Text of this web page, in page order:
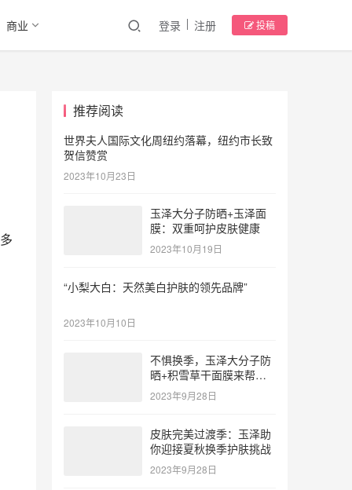
商业 登录 注册 投稿
推荐阅读
世界夫人国际文化周纽约落幕，纽约市长致
贺信赞赏
2023年10月23日
玉泽大分子防晒+玉泽面
膜：双重呵护皮肤健康
2023年10月19日
“小梨大白：天然美白护肤的领先品牌”
2023年10月10日
不惧换季，玉泽大分子防
晒+积雪草干面膜来帮
忙！
2023年9月28日
皮肤完美过渡季：玉泽助
你迎接夏秋换季护肤挑战
2023年9月28日